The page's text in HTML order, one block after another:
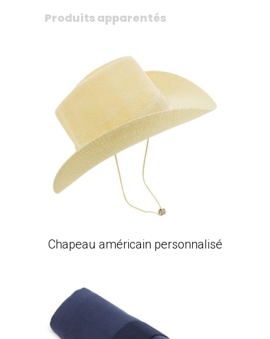
Produits apparentés
Chapeau américain personnalisé